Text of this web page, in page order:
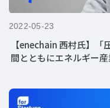
2022-05-23
【enechain 西村氏】
間とともにエネルギー